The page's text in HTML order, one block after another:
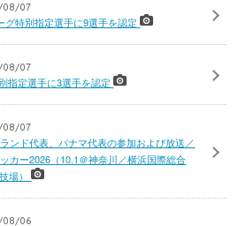
08/07
グ特別指定選手に9選手を認定
08/07
指定選手に3選手を認定
08/07
ンド代表、パナマ代表の参加および放送／
カー2026（10.1＠神奈川／横浜国際総合
場）
08/06